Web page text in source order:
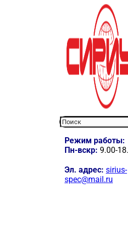
Режим работы:
Пн-вскр: 9.00-
Эл. адрес: sirius-
spec@mail.ru